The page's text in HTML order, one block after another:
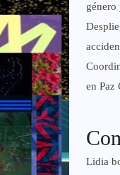
género
en Paz
Lidia